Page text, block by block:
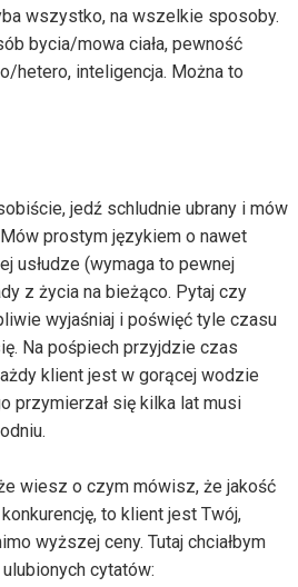
wszystko, na wszelkie sposoby.
bycia/mowa ciała, pewność
hetero, inteligencja. Można to
jedź schludnie ubrany i mów
prostym językiem o nawet
usłudze (wymaga to pewnej
z życia na bieżąco. Pytaj czy
wyjaśniaj i poświęć tyle czasu
Na pośpiech przyjdzie czas
klient jest w gorącej wodzie
przymierzał się kilka lat musi
wiesz o czym mówisz, że jakość
to klient jest Twój,
wyższej ceny. Tutaj chciałbym
cytatów: